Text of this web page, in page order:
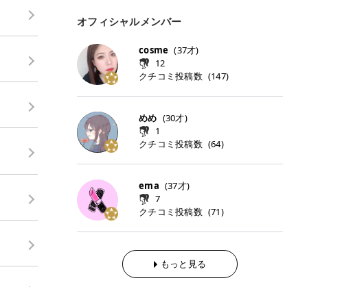
パックとして使用するのもおすすめ
こからは、保湿ケアや肌荒れケア、
毛穴ケアなど目的別におすすめのト
ナーパッドをご紹介します。 毎日使
ャルケアにぴったりなトナーパッド
まで厳選しました。 1. MEDICUBE
PDRNピンクコラーゲンゲルトナー
パッド 「うるおいとハリ感をサポー
トし、なめらかな肌へ導く高密着ゲ
ルパッド」 PDRNやコラーゲン成分
る肌をしっとり整えるゲルタイプの
トナーパッド。密着力が高く、スキ
ンケアの土台ケアとして取り入れや
見るQoo10での購入はこちら 2. BIO
DANCE コラーゲンゲルトナーパッ
ド 「うるおいを与えながら肌をやわ
らかく整える保湿ケアパッド」 ゲル
ます。 なお、医療脱毛は保険がきか
ない自由診療なので、クリニックに
います。だからこそ、しっかり比較
して選ぶことが大切なのです。 医療
脱毛の「熱破壊式」と「蓄熱式」と
式」の2種類があり、それぞれ得意
な毛質が違います。 * 熱破壊式 高
出力のレーザーをバチッ！と当て
て、毛根の発毛組織に向けてレーザ
ーを照射します。ワキやVIOのよう
す！その分、輪ゴムで弾かれたよう
な強い痛みを感じやすい傾向があり
ます。 * 蓄熱式 低出力のレーザー
わじわ熱を伝える方式です。急激な
熱さを感じにくく、痛みや肌への負
担を抑えやすいのが嬉しいポイン
リニックのお得な割引・キャンペー
で割引 ・ペア限定プラン｜家族や友
人と一緒にスタートできる ・他社か
らの「のりかえ」や「お友だち紹
介」も！ 6. 予約から脱毛施術まで
のステップ ・無料カウンセリングの
ち物 ・医師の問診とプラン提案 ・
施術当日の流れと次回予約の取り方
7. 店舗一覧と美容医療メニュー ・
の店舗一覧 ・脱毛だけじゃない！美
容医療メニュー 8. まとめ ｜エミナ
ルクリニックの魅力とは？選ばれる
3つの特徴 ※1 開業2019年3月20日
～2026年6月30日時点(医療脱毛、
ハイフ、ダーマペン、美容点滴、医
りたいけど、痛いのはイヤだし、通
う時間もない…」医療脱毛にそんな
ハードルを感じていませんか？エミ
落ち着いた印象に仕上がり、オン・
いめメイクにもカジュアルメイクに
もマッチします。 ラズベリーケーキ
｜甘く可愛いモーヴピンク 鮮やかな
青みを感じるラズベリーピンク。 フ
ェミニンな雰囲気を演出できる可愛
てながら、甘さのある印象に。 韓国
メイクやピンクメイクとも相性抜群
です。 フルーツオレ｜ピュア感あふ
くふんわり発色し、粘膜リップのよ
うな仕上がりになります。 柔らかく
可愛らしい印象になり、毎日使いた
くなるナチュラルカラー。 スクール
メイクやオフィスメイクにもおすす
ン｜上品なピンクベージュ 黄みを抑
えたクリーミーなピンクベージュ。
ほんのり青みを感じる絶妙なカラー
いるので華やかそうに見えるけど、
> > スキンケア成分が配合されてい
て保湿もしっかりしてくれます。最
近、乾燥していた唇がプルンと見え
アイテム詳細を見るQoo10でのご購
柳屋（ヤナギヤ）「柳屋 あんず
油」 👑「柳屋 あんず油」の特徴 1
00％植物由来の「柳屋 あんず油」
だけでなく、ボディケア・ネイルケ
アなど幅広く保湿ケア。 実際に使用
した方のクチコミ > 5 > 1本あると
> ──────────── > > 100%植
でいてパサついているので > オイル
は必需品です > > 少しとろみがある
段よく使っているコスメ通販サイト
けでポイントが貯まるのが大きな魅
力です✨ 例えば、、、 ・メガ割の
タイミングで利用することが多いQ
＠cosme ・韓国コスメをチェック
する際によく見るOLIVE YOUNG GL
OBAL など、すでに使い慣れている
サイトが対象になっている場合も多
く、お買い物の内容や流れを変える
必要はありません。 「どうせ買う予
ドを経由するだけで、ポイントも一
緒に受け取れる、そんな手軽さがあ
ります✨ またトラミーリワードに
・1ポイント＝1円でわかりやすい
・選べるe-GIFT・Amazonギフト
券・ドットマネーなどに交換できる
・トラミー会員なら無料で利用でき
オフィシャルメンバー
cosme (37才)
12
クチコミ投稿数 (147)
めめ (30才)
1
クチコミ投稿数 (64)
ema (37才)
7
クチコミ投稿数 (71)
もっと見る